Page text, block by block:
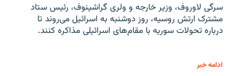
سرگی لاوروف، وزیر خارجه و ولری گراشینوف، رئیس ستاد
مشترک ارتش روسیه، روز دوشنبه به اسرائیل می‌روند تا
درباره تحولات سوریه با مقام‌های اسرائیلی مذاکره کنند.
ادامه خبر